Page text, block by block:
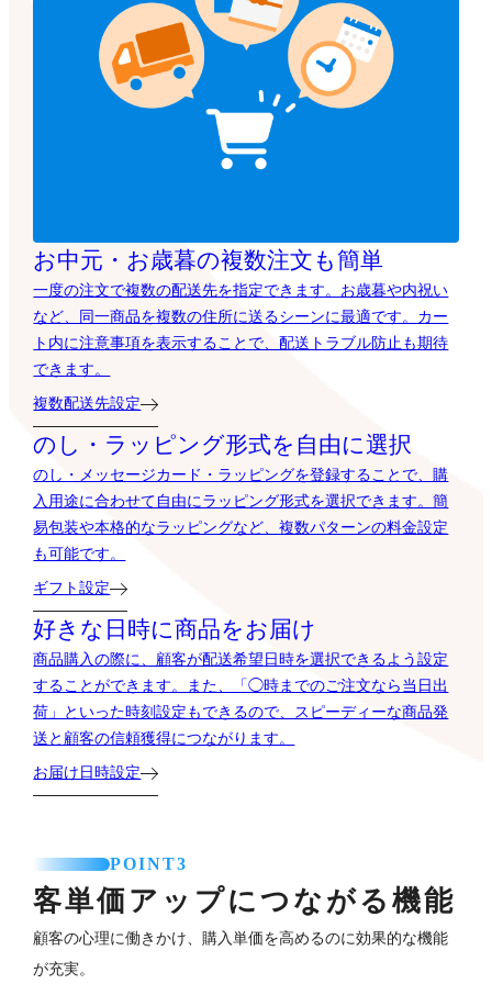
お中元・お歳暮の複数注文も簡単
一度の注文で複数の配送先を指定できます。お歳暮や内祝い
など、同一商品を複数の住所に送るシーンに最適です。カー
ト内に注意事項を表示することで、配送トラブル防止も期待
できます。
複数配送先設定
のし・ラッピング形式を自由に選択
のし・メッセージカード・ラッピングを登録することで、購
入用途に合わせて自由にラッピング形式を選択できます。簡
易包装や本格的なラッピングなど、複数パターンの料金設定
も可能です。
ギフト設定
好きな日時に商品をお届け
商品購入の際に、顧客が配送希望日時を選択できるよう設定
することができます。また、「◯時までのご注文なら当日出
荷」といった時刻設定もできるので、スピーディーな商品発
送と顧客の信頼獲得につながります。
お届け日時設定
POINT3
客単価アップにつながる機能
顧客の心理に働きかけ、購入単価を高めるのに効果的な機能
が充実。